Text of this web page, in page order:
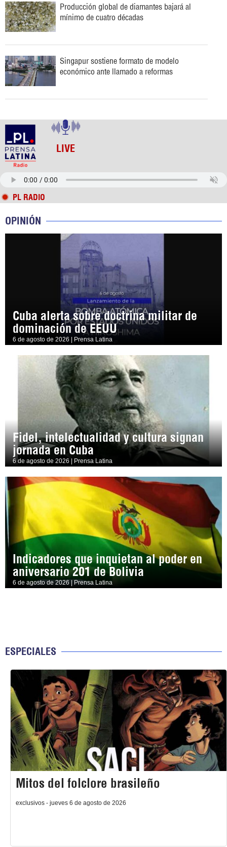
Producción global de diamantes bajará al
mínimo de cuatro décadas
Singapur sostiene formato de modelo
económico ante llamado a reformas
LIVE
PL RADIO
OPINIÓN
Cuba alerta sobre doctrina militar de
dominación de EEUU
6 de agosto de 2026 | Prensa Latina
Fidel, intelectualidad y cultura signan
jornada en Cuba
6 de agosto de 2026 | Prensa Latina
Indicadores que inquietan al poder en
aniversario 201 de Bolivia
6 de agosto de 2026 | Prensa Latina
ESPECIALES
Mitos del folclore brasileño
exclusivos - jueves 6 de agosto de 2026